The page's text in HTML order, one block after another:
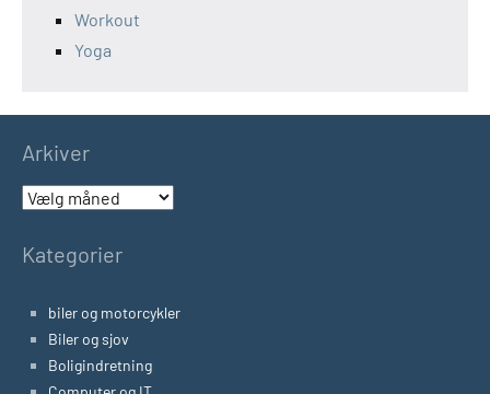
Workout
Yoga
Arkiver
Arkiver
Kategorier
biler og motorcykler
Biler og sjov
Boligindretning